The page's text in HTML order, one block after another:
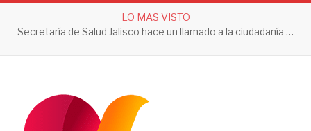
LO MAS VISTO
Secretaría de Salud Jalisco hace un llamado a la ciudadanía a tomar acciones contra el dengue en esta temporada de lluvias